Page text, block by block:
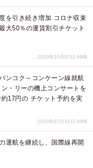
を引き続き増加 コロナ収束
大50％の運賃割引チケット
2020年10月07日 09時
ンコク～コンケーン線就航
・リーの機上コンサートを
17円の チケット予約を実
2020年07月31日 09時
運航を継続し、国際線再開